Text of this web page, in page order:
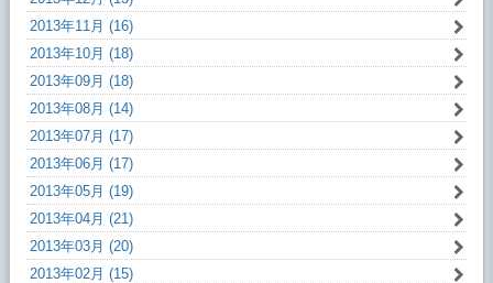
2013年11月 (16)
2013年10月 (18)
2013年09月 (18)
2013年08月 (14)
2013年07月 (17)
2013年06月 (17)
2013年05月 (19)
2013年04月 (21)
2013年03月 (20)
2013年02月 (15)